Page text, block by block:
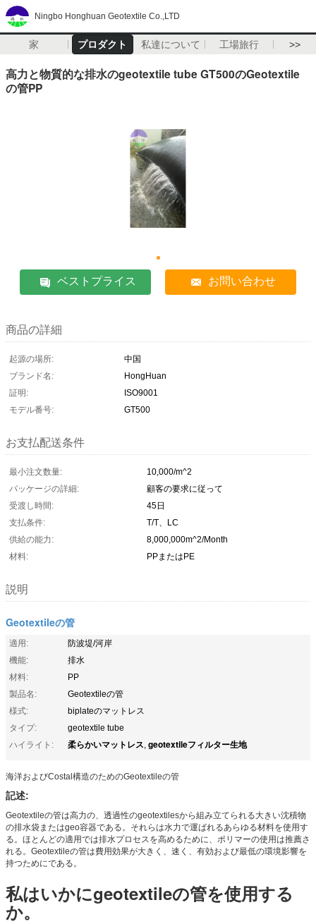
Ningbo Honghuan Geotextile Co.,LTD
家 プロダクト 私達について 工場旅行 >>
高力と物質的な排水のgeotextile tube GT500のGeotextile
の管PP
ベストプライス お問い合わせ
商品の詳細
起源の場所:
中国
ブランド名:
HongHuan
証明:
ISO9001
モデル番号:
GT500
お支払配送条件
最小注文数量:
10,000/m^2
パッケージの詳細:
顧客の要求に従って
受渡し時間:
45日
支払条件:
T/T、LC
供給の能力:
8,000,000m^2/Month
材料:
PPまたはPE
説明
Geotextileの管
適用:
防波堤/河岸
機能:
排水
材料:
PP
製品名:
Geotextileの管
様式:
biplateのマットレス
タイプ:
geotextile tube
ハイライト:
柔らかいマットレス, geotextileフィルター生地
海洋およびCostal構造のためのGeotextileの管
記述:
Geotextileの管は高力の、透過性のgeotextilesから組み立てられる大きい沈積物
の排水袋またはgeo容器である。それらは水力で運ばれるあらゆる材料を使用す
る。ほとんどの適用では排水プロセスを高めるために、ポリマーの使用は推薦さ
れる。Geotextileの管は費用効果が大きく、速く、有効および最低の環境影響を
持つためにである。
私はいかにgeotextileの管を使用する
か。